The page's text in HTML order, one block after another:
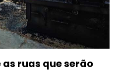
ruas que serão